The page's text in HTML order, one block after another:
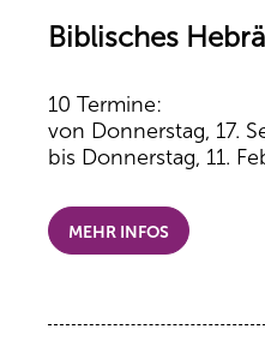
Biblisches
10 Termine:
von Donnerstag, 17.
bis Donnerstag, 11.
MEHR INFOS